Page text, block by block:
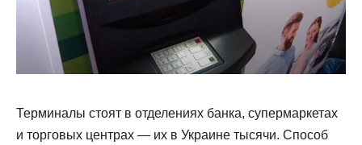
Терминалы стоят в отделениях банка, супермаркетах
и торговых центрах — их в Украине тысячи. Способ